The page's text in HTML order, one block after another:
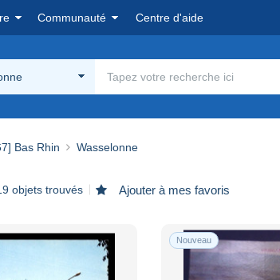
Communauté Centre d'aide
Bas Rhin Wasselonne
objets trouvés Ajouter à mes favoris
Nouveau